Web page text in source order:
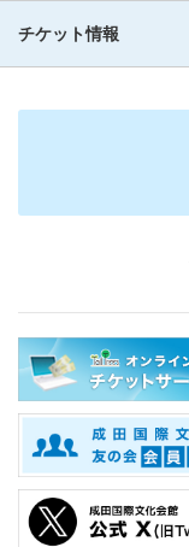
チケット情報